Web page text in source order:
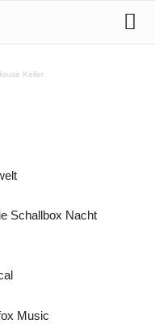
Keller
– Die Schallbox
Schallbox Nacht
Music